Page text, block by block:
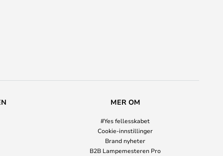
MER OM
#Yes fellesskabet
Cookie-innstillinger
Brand nyheter
B2B Lampemesteren Pro